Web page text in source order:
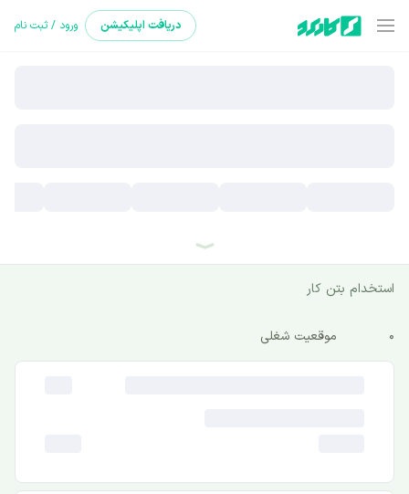
دریافت اپلیکیشن ورود / ثبت نام
استخدام بتن کار
0 موقعیت شغلی